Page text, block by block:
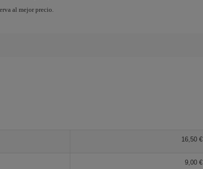
al mejor precio.
16,50 €
9,00 €